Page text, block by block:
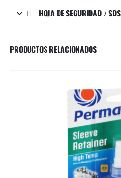
HOJA DE SEGURIDAD / SDS
PRODUCTOS RELACIONADOS